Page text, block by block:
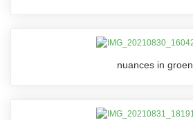
nuances in groen